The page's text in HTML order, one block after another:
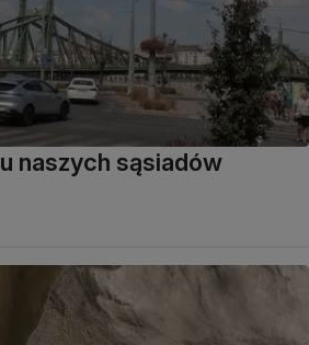
naszych sąsiadów